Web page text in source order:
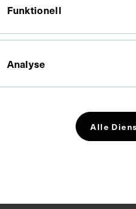
Funktionell
Analyse
Alle